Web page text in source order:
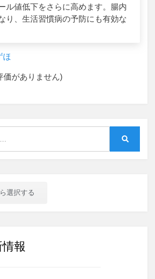
ル値低下をさらに高めます。腸内
り、生活習慣病の予防にも有効な
ほ
価がありません)
選択する
報